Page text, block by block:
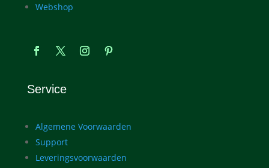
Webshop
Service
Algemene Voorwaarden
Support
Leveringsvoorwaarden